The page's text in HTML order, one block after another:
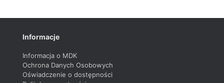
Informacje
Informacja o MDK
Ochrona Danych Osobowych
Oświadczenie o dostępności